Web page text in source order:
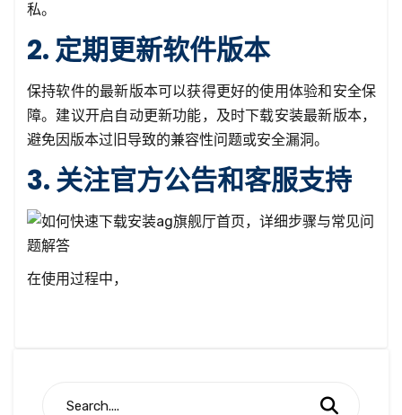
私。
2. 定期更新软件版本
保持软件的最新版本可以获得更好的使用体验和安全保
障。建议开启自动更新功能，及时下载安装最新版本，
避免因版本过旧导致的兼容性问题或安全漏洞。
3. 关注官方公告和客服支持
在使用过程中，